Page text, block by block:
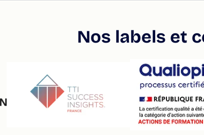
Nos labels et